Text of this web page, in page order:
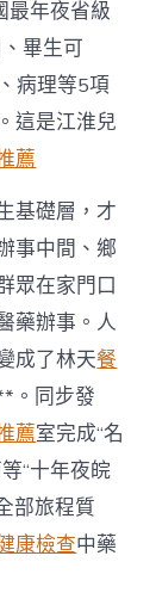
最年夜省級
畢生可
病理等5項
這是江淮兒
薦
基礎層，才
事中間、鄉
眾在家門口
藥辦事。人
成了林天餐
。同步發
薦室完成“名
“十年夜皖
部旅程質
康檢查中藥